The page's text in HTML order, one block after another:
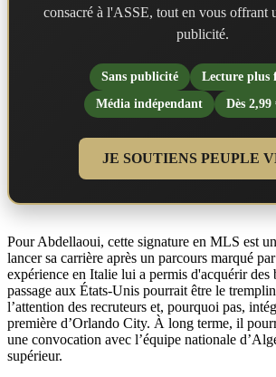
consacré à l'ASSE, tout en vous offrant
publicité.
Sans publicité
Lecture plus
Média indépendant
Dès 2,99
JE SOUTIENS PEUPLE
Pour Abdellaoui, cette signature en MLS est
lancer sa carrière après un parcours marqué
expérience en Italie lui a permis d'acquérir des
passage aux États-Unis pourrait être le
l’attention des recruteurs et, pourquoi pas,
première d’Orlando City. À long terme, il
une convocation avec l’équipe nationale
supérieur.